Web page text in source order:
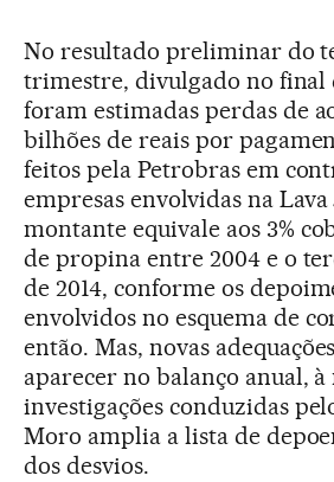
No resultado preliminar do
trimestre, divulgado no final
foram estimadas perdas de
bilhões de reais por
feitos pela Petrobras em
empresas envolvidas na Lava
montante equivale aos 3%
de propina entre 2004 e o
de 2014, conforme os
envolvidos no esquema de
então. Mas, novas
aparecer no balanço anual, à
investigações conduzidas
Moro amplia a lista de
dos desvios.